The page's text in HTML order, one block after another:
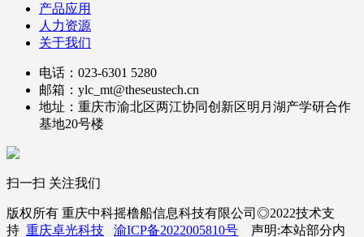
产品应用
人力资源
关于我们
电话：023-6301 5280
邮箱：ylc_mt@theseustech.cn
地址：重庆市渝北区两江协同创新区明月湖产学研合作
基地20号楼
扫一扫 关注我们
版权所有 重庆中科摇橹船信息科技有限公司◎2022技术支
持 重庆卓光科技 渝ICP备2022005810号 声明:本站部分内